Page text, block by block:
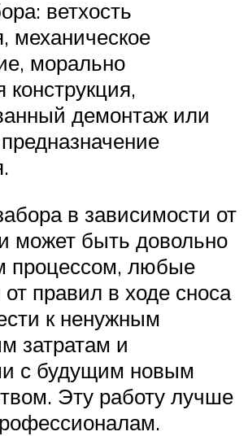
ветхость
механическое
морально
демонтаж или
в зависимости от
может быть довольно
процессом, любые
от правил в ходе сноса
к ненужным
затратам и
с будущим новым
Эту работу лучше